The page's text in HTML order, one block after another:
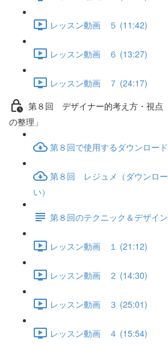
レッスン動画 ５ (11:42)
レッスン動画 ６ (13:27)
レッスン動画 ７ (24:17)
第８回 デザイナー的考え方・視点
の整理」
第８回で使用するダウンロー
第８回 レジュメ（ダウンロ
い）
第８回のテクニック＆デザイ
レッスン動画 １ (21:12)
レッスン動画 ２ (14:30)
レッスン動画 ３ (25:01)
レッスン動画 ４ (15:54)